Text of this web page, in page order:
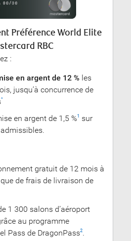
Préférence World Elite
RBC
:
en argent de 12 % les
jusqu’à concurrence de
^
en argent de 1,5 %1
sur
gratuit de 12 mois à
de frais de livraison de
1 300 salons d’aéroport
au programme
Pass de DragonPass2.